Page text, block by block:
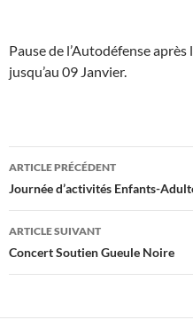
Pause de l’Autodéfense
jusqu’au 09 Janvier.
Navigation
des
articles
ARTICLE PRÉCÉDENT
Journée d’activités Enfants-
ARTICLE SUIVANT
Concert Soutien Gueule Noire